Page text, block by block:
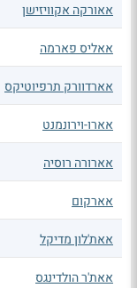
אאורקה אקוויזישן
אאליס פארמה
אארדוורק תרפיוטיקס
אארו-וירונמנט
אארורה רוסיה
אארקום
אאת'לון מדיקל
אאת'ר הולדינגס